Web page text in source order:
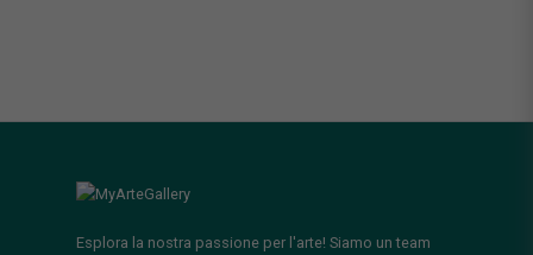
Esplora la nostra passione per l'arte! Siamo un team